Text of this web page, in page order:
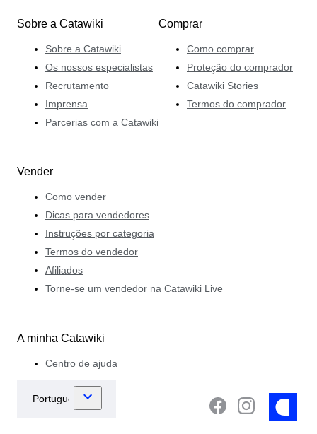
Sobre a Catawiki
Sobre a Catawiki
Os nossos especialistas
Recrutamento
Imprensa
Parcerias com a Catawiki
Comprar
Como comprar
Proteção do comprador
Catawiki Stories
Termos do comprador
Vender
Como vender
Dicas para vendedores
Instruções por categoria
Termos do vendedor
Afiliados
Torne-se um vendedor na Catawiki Live
A minha Catawiki
Centro de ajuda